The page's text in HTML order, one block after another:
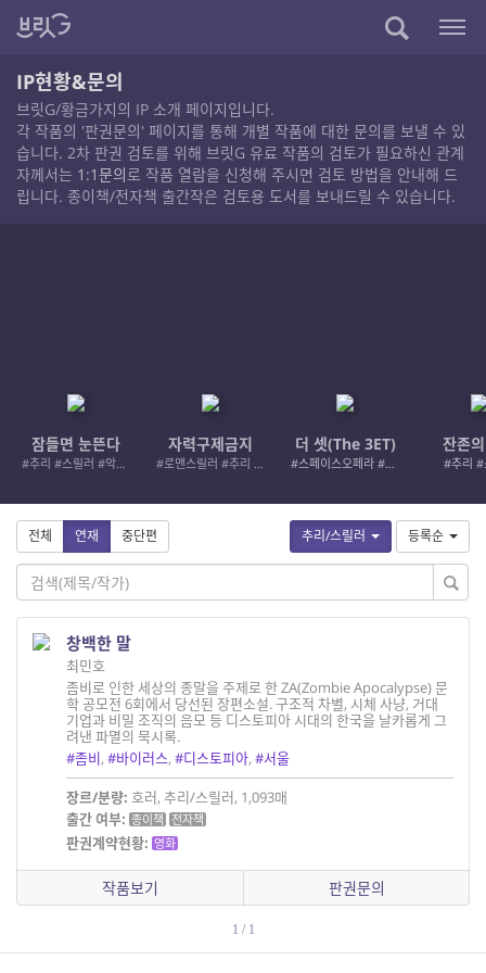
IP현황&문의
브릿G/황금가지의 IP 소개 페이지입니다.
각 작품의 '판권문의' 페이지를 통해 개별 작품에 대한 문의를 보낼 수 있
습니다. 2차 판권 검토를 위해 브릿G 유료 작품의 검토가 필요하신 관계
자께서는 1:1문의로 작품 열람을 신청해 주시면 검토 방법을 안내해 드
립니다. 종이책/전자책 출간작은 검토용 도서를 보내드릴 수 있습니다.
잠들면 눈뜬다
#추리 #스릴러 #악인 #로드레이지
자력구제금지
#로맨스릴러 #추리 #여성서사 #사적제재
더 셋(The 3ET)
#스페이스오페라 #우주활극
잔존
#추리 #
추리/스릴러 등록순
전체 연재 중단편
창백한 말
최민호
좀비로 인한 세상의 종말을 주제로 한 ZA(Zombie Apocalypse) 문
학 공모전 6회에서 당선된 장편소설. 구조적 차별, 시체 사냥, 거대
기업과 비밀 조직의 음모 등 디스토피아 시대의 한국을 날카롭게 그
려낸 파멸의 묵시록.
#좀비, #바이러스, #디스토피아, #서울
장르/분량: 호러, 추리/스릴러, 1,093매
출간 여부: 종이책 전자책
판권계약현황: 영화
작품보기 판권문의
1 / 1